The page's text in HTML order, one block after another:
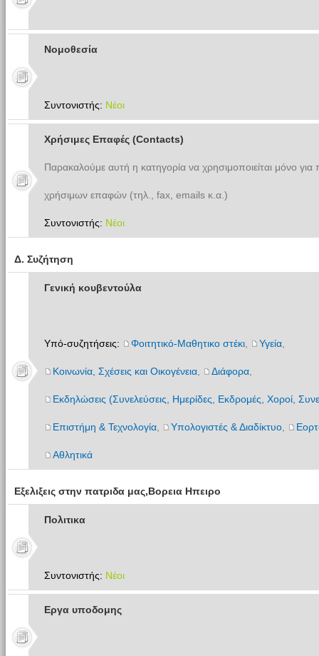
Νομοθεσία
Συντονιστής: Νέοι
Χρήσιμες Επαφές (Contacts)
Παρακαλούμε αυτή η κατηγορία να χρησιμοποιείται μόνο
χρήσιμων επαφών (τηλ., fax, emails κ.α.)
Συντονιστής: Νέοι
Δ. Συζήτηση
Γενική κουβεντούλα
Υπό-συζητήσεις: Φοιτητικό-Μαθητικο στέκι, Υγεία,
Κοινωνία, Σχέσεις και Οικογένεια, Διάφορα,
Εκδηλώσεις (Συνελεύσεις, Ημερίδες, Εκδρομές, Χοροί,
Επιστήμη & Τεχνολογία, Υπολογιστές & Διαδίκτυο,
Αθλητικά
Εξελιξεις στην πατριδα μας,Βορεια Ηπειρο
Πολιτικα
Συντονιστής: Νέοι
Εργα υποδομης